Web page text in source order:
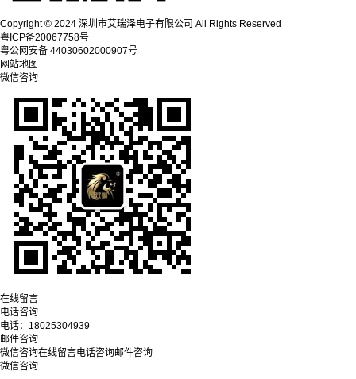
Copyright © 2024 深圳市艾瑞泽电子有限公司 All Rights Reserved
粤ICP备20067758号
粤公网安备 44030602000907号
网站地图
微信咨询
在线留言
电话咨询
电话： 18025304939
邮件咨询
微信咨询在线留言电话咨询邮件咨询
微信咨询